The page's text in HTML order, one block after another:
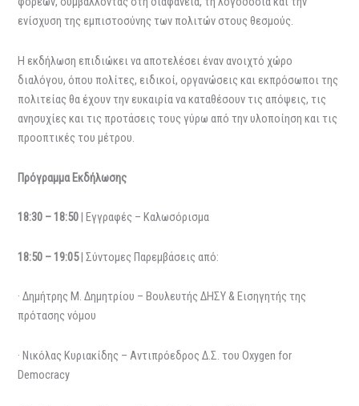
ενίσχυση της εμπιστοσύνης των πολιτών στους θεσμούς.
Η εκδήλωση επιδιώκει να αποτελέσει έναν ανοιχτό χώρο
διαλόγου, όπου πολίτες, ειδικοί, οργανώσεις και εκπρόσωποι της
πολιτείας θα έχουν την ευκαιρία να καταθέσουν τις απόψεις, τις
ανησυχίες και τις προτάσεις τους γύρω από την υλοποίηση και τις
προοπτικές του μέτρου.
Πρόγραμμα Εκδήλωσης
18:30 – 18:50| Εγγραφές – Καλωσόρισμα
18:50 – 19:05| Σύντομες Παρεμβάσεις από:
· Δημήτρης Μ. Δημητρίου – Βουλευτής ΔΗΣΥ & Εισηγητής της
πρότασης νόμου
· Νικόλας Κυριακίδης – Αντιπρόεδρος Δ.Σ. του Oxygen for
Democracy